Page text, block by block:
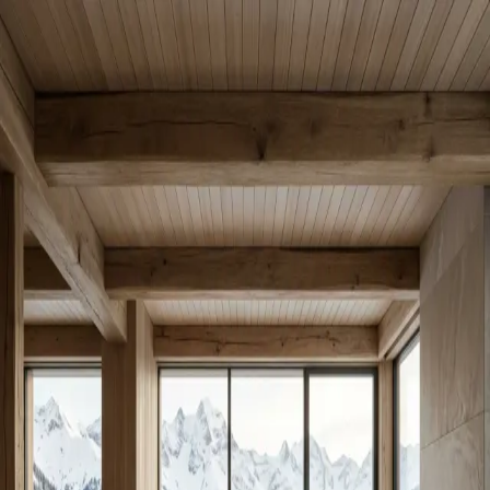
Retour
La tranquillité
commence ici.
Confiez-nous les détails de votre bien. Nos experts locaux
analyseront son potentiel et reviendront vers vous avec une
estimation personnalisée.
01.Votre Propriété
Type de bien
Localisation / Ville
Surface (m²)
Pièces